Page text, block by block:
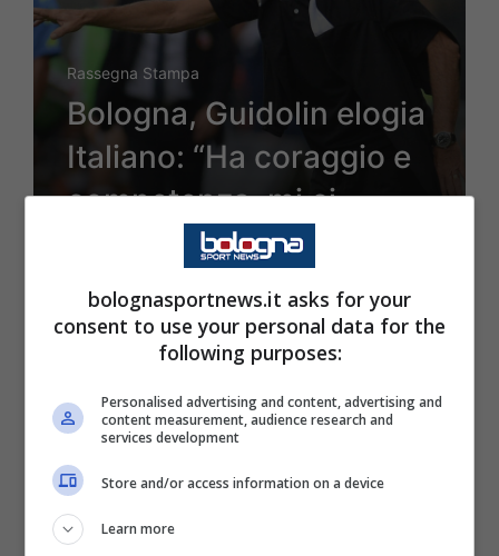
Rassegna Stampa
Bologna, Guidolin elogia
Italiano: “Ha coraggio e
competenza, mi ci
19 Maggio 2025 - 14:25
bolognasportnews.it asks for your
consent to use your personal data for the
following purposes:
Personalised advertising and content, advertising and
content measurement, audience research and
services development
Store and/or access information on a device
Learn more